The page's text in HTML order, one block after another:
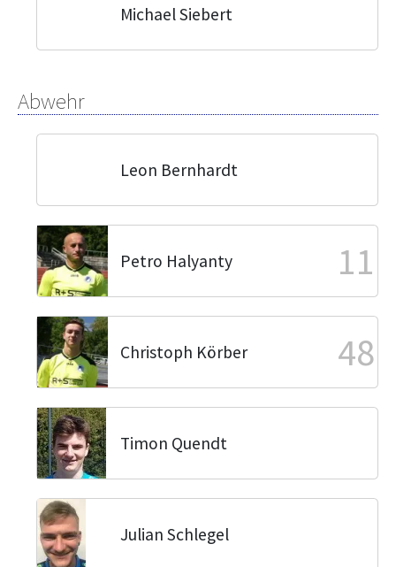
Michael Siebert
Abwehr
Leon Bernhardt
Petro Halyanty 11
Christoph Körber 48
Timon Quendt
Julian Schlegel